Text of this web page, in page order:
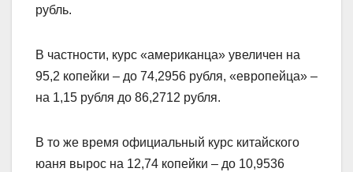
рубль.
В частности, курс «американца» увеличен на
95,2 копейки – до 74,2956 рубля, «европейца» –
на 1,15 рубля до 86,2712 рубля.
В то же время официальный курс китайского
юаня вырос на 12,74 копейки – до 10,9536